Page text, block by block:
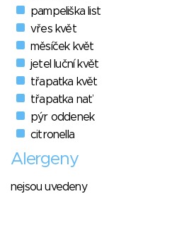
pampeliška list
vřes květ
měsíček květ
jetel luční květ
třapatka květ
třapatka nať
pýr oddenek
citronella
Alergeny
nejsou uvedeny